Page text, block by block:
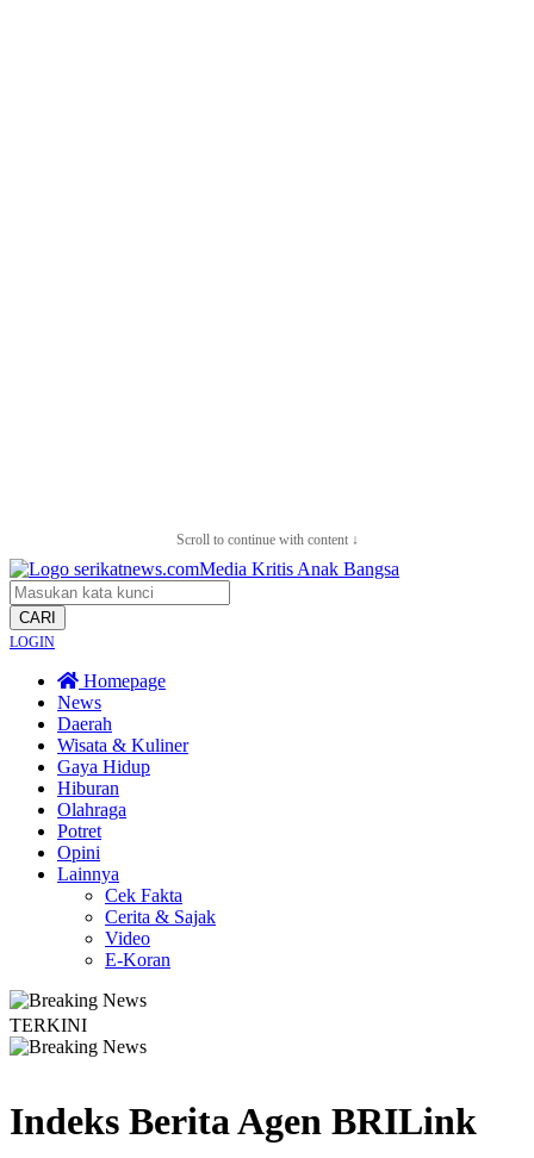
Scroll to continue with content ↓
CARI
LOGIN
Homepage
News
Daerah
Wisata & Kuliner
Gaya Hidup
Hiburan
Olahraga
Potret
Opini
Lainnya
Cek Fakta
Cerita & Sajak
Video
E-Koran
TERKINI
Indeks BeritaAgen BRILink